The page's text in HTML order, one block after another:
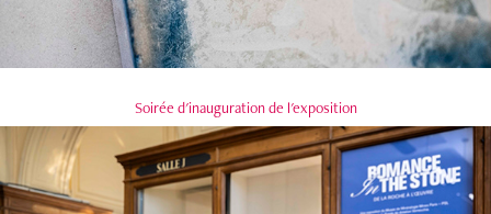
Soirée d'inauguration de l'exposition